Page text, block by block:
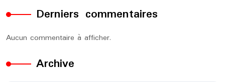
Derniers commentaires
Aucun commentaire à afficher.
Archive